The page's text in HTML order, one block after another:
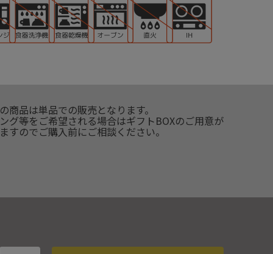
商品は単品での販売となります。
グ等をご希望される場合はギフトBOXのご用意が
すのでご購入前にご相談ください。